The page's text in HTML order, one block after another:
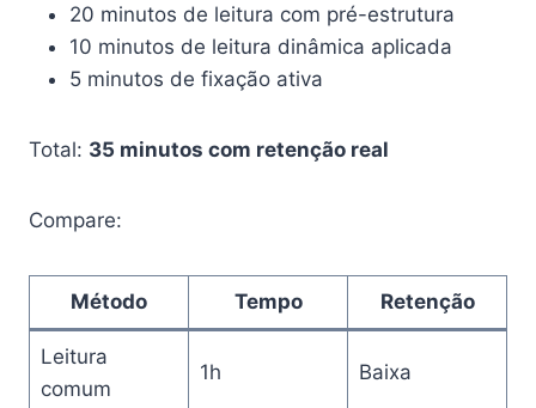
20 minutos de leitura com pré-estrutura
10 minutos de leitura dinâmica aplicada
5 minutos de fixação ativa
Total: 35 minutos com retenção real
Compare:
Método Tempo Retenção
Leitura
comum
1h Baixa